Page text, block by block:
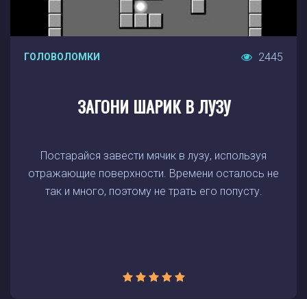
ГОЛОВОЛОМКИ 2445
ЗАГОНИ ШАРИК В ЛУЗУ
Постарайся завести мячик в лузу, используя
отражающие поверхности. Времени осталось не
так и много, поэтому не трать его попусту.